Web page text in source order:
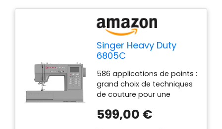
Singer Heavy Duty
6805C
586 applications de points :
grand choix de techniques
de couture pour une
personnalisée. Force de
599,00 €